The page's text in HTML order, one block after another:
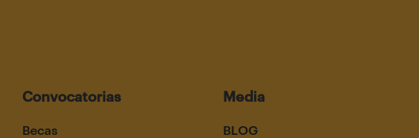
Convocatorias
Becas
Media
BLOG